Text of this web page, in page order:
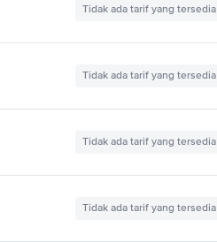
Tidak ada tarif yang tersedia
Tidak ada tarif yang tersedia
Tidak ada tarif yang tersedia
Tidak ada tarif yang tersedia